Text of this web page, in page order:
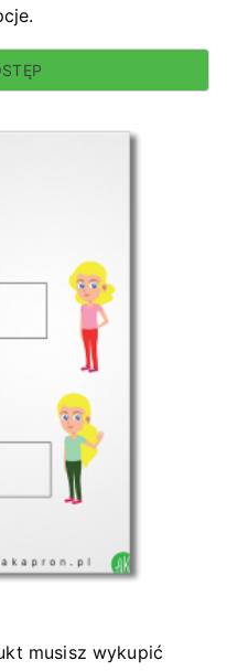
musisz wykupić